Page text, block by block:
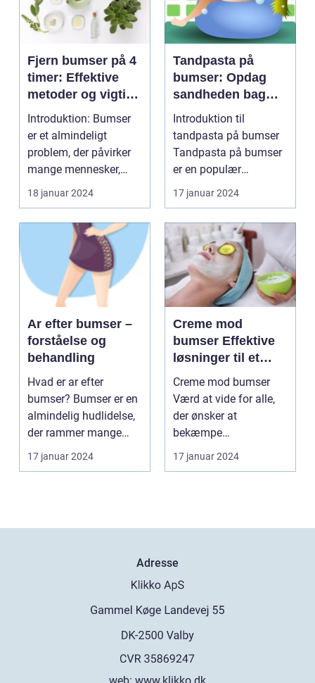
Fjern bumser på 4
timer: Effektive
metoder og vigtige
oplysninger
Introduktion: Bumser
er et almindeligt
problem, der påvirker
mange mennesker,
især dem i skønheds-
o...
18 januar 2024
Tandpasta på
bumser: Opdag
sandheden bag
dette populære
hjemmebehandlin
gsmiddel
Introduktion til
tandpasta på bumser
Tandpasta på bumser
er en populær
hjemmebehandlingsm
etode, som...
17 januar 2024
Ar efter bumser –
forståelse og
behandling
Hvad er ar efter
bumser? Bumser er en
almindelig hudlidelse,
der rammer mange
mennesker i deres
tee...
17 januar 2024
Creme mod
bumser Effektive
løsninger til et
glattere og mere
sundt udseende
Creme mod bumser
Værd at vide for alle,
der ønsker at
bekæmpe
hudproblemer
Introduktion til creme...
17 januar 2024
Adresse